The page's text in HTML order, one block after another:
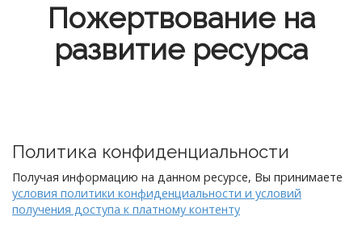
Пожертвование на
развитие ресурса
Политика конфиденциальности
Получая информацию на данном ресурсе, Вы принимаете
условия политики конфиденциальности и условий
получения доступа к платному контенту